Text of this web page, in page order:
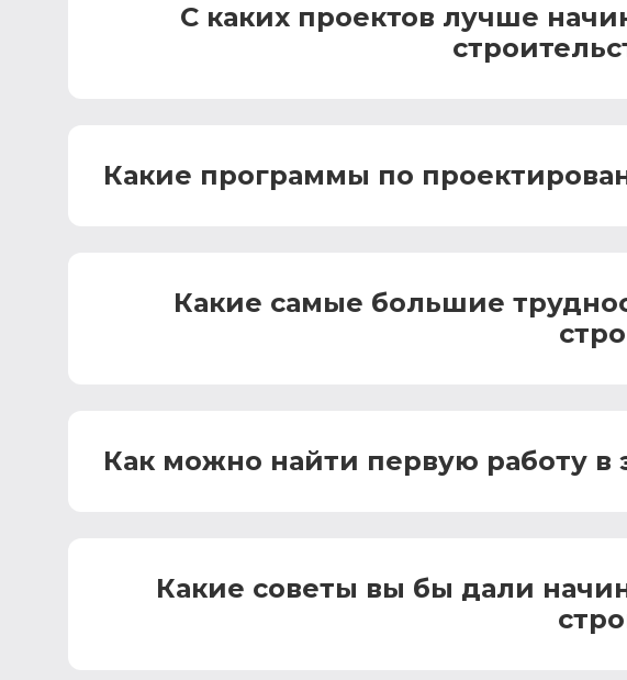
С каких проектов лучше
Какие программы по
Какие самые большие
Как можно найти первую работу в
Какие советы вы бы дали